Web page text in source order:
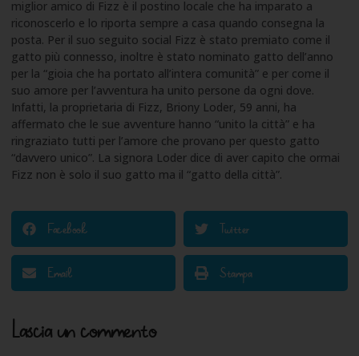
miglior amico di Fizz è il postino locale che ha imparato a
riconoscerlo e lo riporta sempre a casa quando consegna la
posta. Per il suo seguito social Fizz è stato premiato come il
gatto più connesso, inoltre è stato nominato gatto dell’anno
per la “gioia che ha portato all’intera comunità” e per come il
suo amore per l’avventura ha unito persone da ogni dove.
Infatti, la proprietaria di Fizz, Briony Loder, 59 anni, ha
affermato che le sue avventure hanno “unito la città” e ha
ringraziato tutti per l’amore che provano per questo gatto
“davvero unico”. La signora Loder dice di aver capito che ormai
Fizz non è solo il suo gatto ma il “gatto della città”.
Facebook Twitter
Email Stampa
Lascia un commento